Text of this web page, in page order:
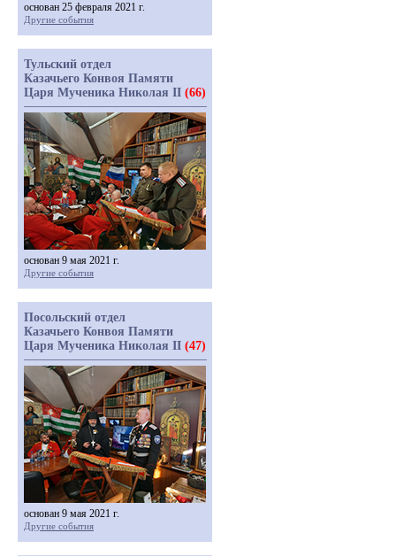
основан 25 февраля 2021 г.
Другие события
Тульский отдел
Казачьего Конвоя Памяти
Царя Мученика Николая II (66)
основан 9 мая 2021 г.
Другие события
Посольский отдел
Казачьего Конвоя Памяти
Царя Мученика Николая II (47)
основан 9 мая 2021 г.
Другие события